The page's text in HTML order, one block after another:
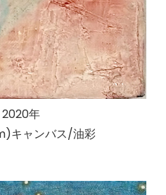
年
キャンバス/油彩